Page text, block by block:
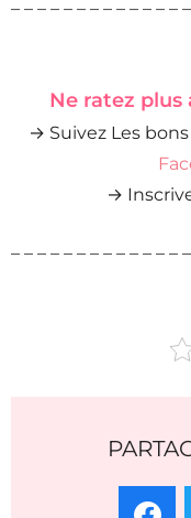
– – – – – – – – – – – – –
Ne ratez plus
→ Suivez Les
→
– – – – – – – – – – – – –